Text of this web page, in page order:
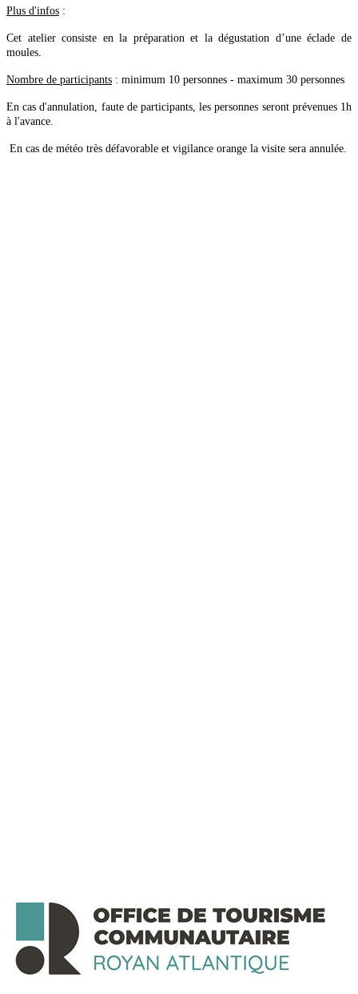
Plus d'infos :
Cet atelier consiste en la préparation et la dégustation d’une éclade de
moules.
Nombre de participants : minimum 10 personnes - maximum 30 personnes
En cas d'annulation, faute de participants, les personnes seront prévenues 1h
à l'avance.
En cas de météo très défavorable et vigilance orange la visite sera annulée.